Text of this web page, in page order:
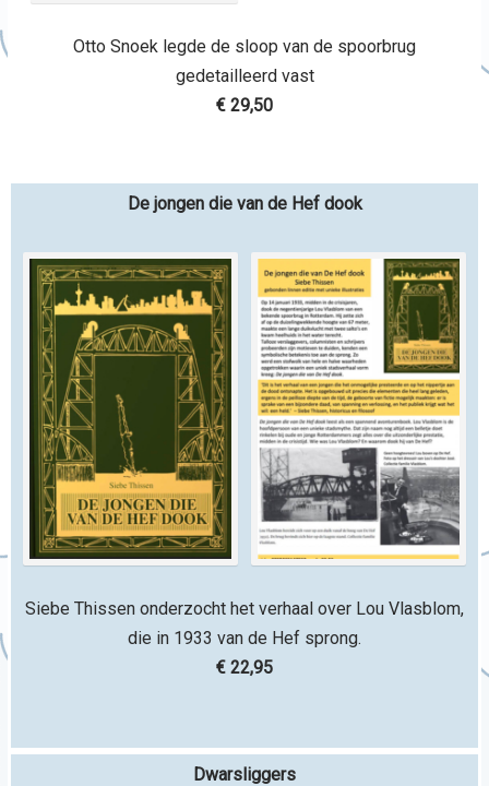
Otto Snoek legde de sloop van de spoorbrug
gedetailleerd vast
€ 29,50
De jongen die van de Hef dook
Siebe Thissen onderzocht het verhaal over Lou Vlasblom,
die in 1933 van de Hef sprong.
€ 22,95
Dwarsliggers